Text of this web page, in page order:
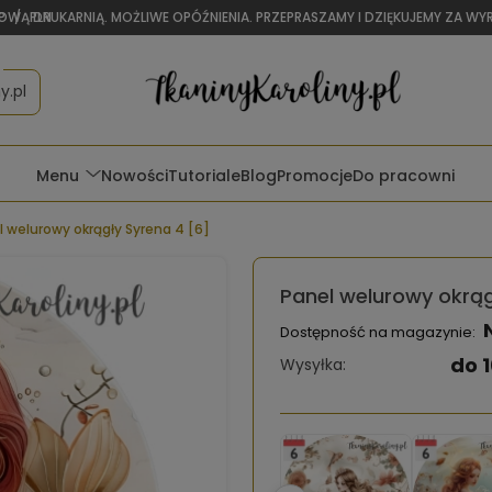
/ PLN
DRUKARNIĄ. MOŻLIWE OPÓŹNIENIA. PRZEPRASZAMY I DZIĘKUJEMY ZA
Menu NowościTutorialeBlogPromocjeDo pracowni
welurowy okrągły Syrena 4 [6]
Panel welurowy
Dostępność na magazynie:
Wysyłka: do